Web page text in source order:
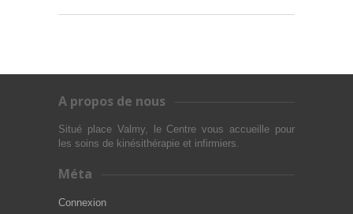
A propos de nous
Situé place Valmy, le Centre vous accueille pour
les soins de kinésithérapie et infirmiers.
Méta
Connexion